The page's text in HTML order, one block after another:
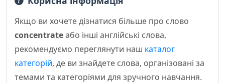
Якщо ви хочете дізнатися більше про слово
concentrateабо інші англійські слова,
рекомендуємо переглянути наш каталог
категорій, де ви знайдете слова, організовані за
темами та категоріями для зручного навчання.